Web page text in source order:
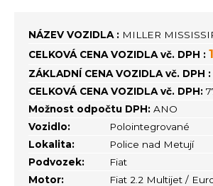
NÁZEV VOZIDLA : MILLER
CELKOVÁ CENA VOZIDLA vč. DPH :
ZÁKLADNÍ CENA VOZIDLA vč. DPH :
CELKOVÁ CENA VOZIDLA vč. DPH:
Možnost odpočtu DPH: ANO
Vozidlo:
Polointegrované
Lokalita:
Police nad Metují
Podvozek:
Fiat
Motor:
Fiat 2.2 Multijet /